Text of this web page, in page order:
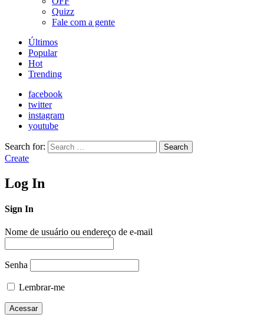
Quizz
Fale com a gente
Últimos
Popular
Hot
Trending
facebook
twitter
instagram
youtube
Search for: Search
Create
Log In
Sign In
Nome de usuário ou endereço de e-mail
Senha
Lembrar-me